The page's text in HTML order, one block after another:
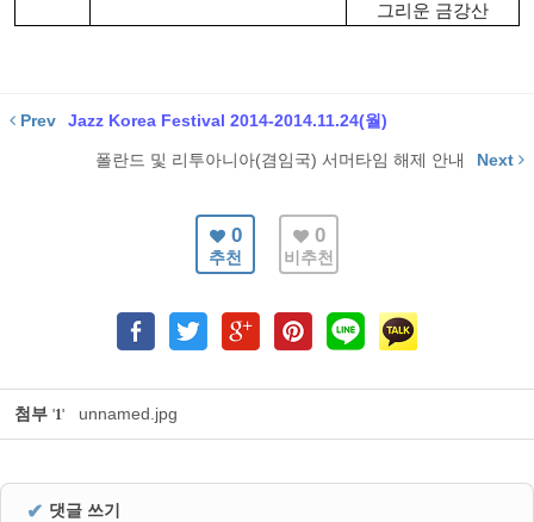
그리운 금강산
Prev Jazz Korea Festival 2014-2014.11.24(월)
폴란드 및 리투아니아(겸임국) 서머타임 해제 안내 Next
0
추천
0
비추천
첨부 '1' unnamed.jpg
✔ 댓글 쓰기